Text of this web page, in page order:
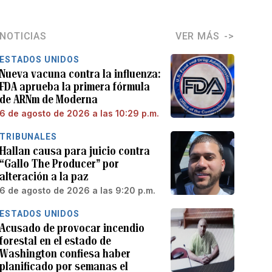
NOTICIAS VER MÁS
ESTADOS UNIDOS
Nueva vacuna contra la influenza:
FDA aprueba la primera fórmula
de ARNm de Moderna
6 de agosto de 2026 a las 10:29 p.m.
TRIBUNALES
Hallan causa para juicio contra
“Gallo The Producer” por
alteración a la paz
6 de agosto de 2026 a las 9:20 p.m.
ESTADOS UNIDOS
Acusado de provocar incendio
forestal en el estado de
Washington confiesa haber
planificado por semanas el